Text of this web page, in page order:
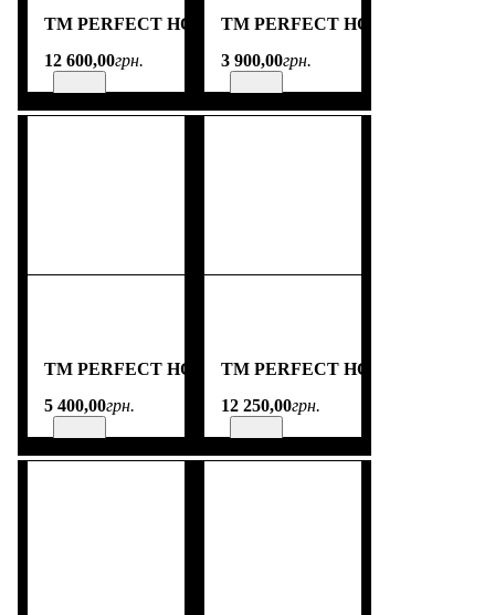
TM PERFECT HOME
12 600,00грн.
TM PERFECT HOME
3 900,00грн.
TM PERFECT HOME
5 400,00грн.
TM PERFECT HOME
12 250,00грн.